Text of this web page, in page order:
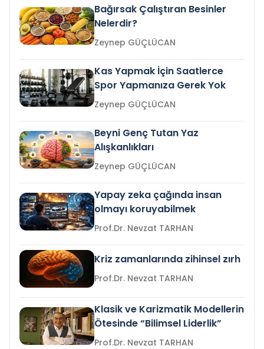
Bağırsak Çalıştıran Besinler
Nelerdir?
Zeynep GÜÇLÜCAN
Kas Yapmak İçin Saatlerce
Spor Yapmanıza Gerek Yok
Zeynep GÜÇLÜCAN
Beyni Genç Tutan Yaz
Alışkanlıkları
Zeynep GÜÇLÜCAN
Yapay zeka çağında insan
olmayı koruyabilmek
Prof.Dr. Nevzat TARHAN
Kriz zamanlarında zihinsel zırh
Prof.Dr. Nevzat TARHAN
Klasik ve Karizmatik Modellerin
Ötesinde “Bilimsel Liderlik”
Prof.Dr. Nevzat TARHAN